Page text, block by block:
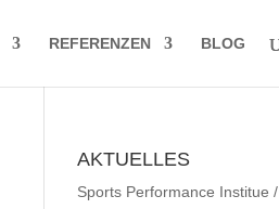
REFERENZEN BLOG
AKTUELLES
Sports Performance Institue /